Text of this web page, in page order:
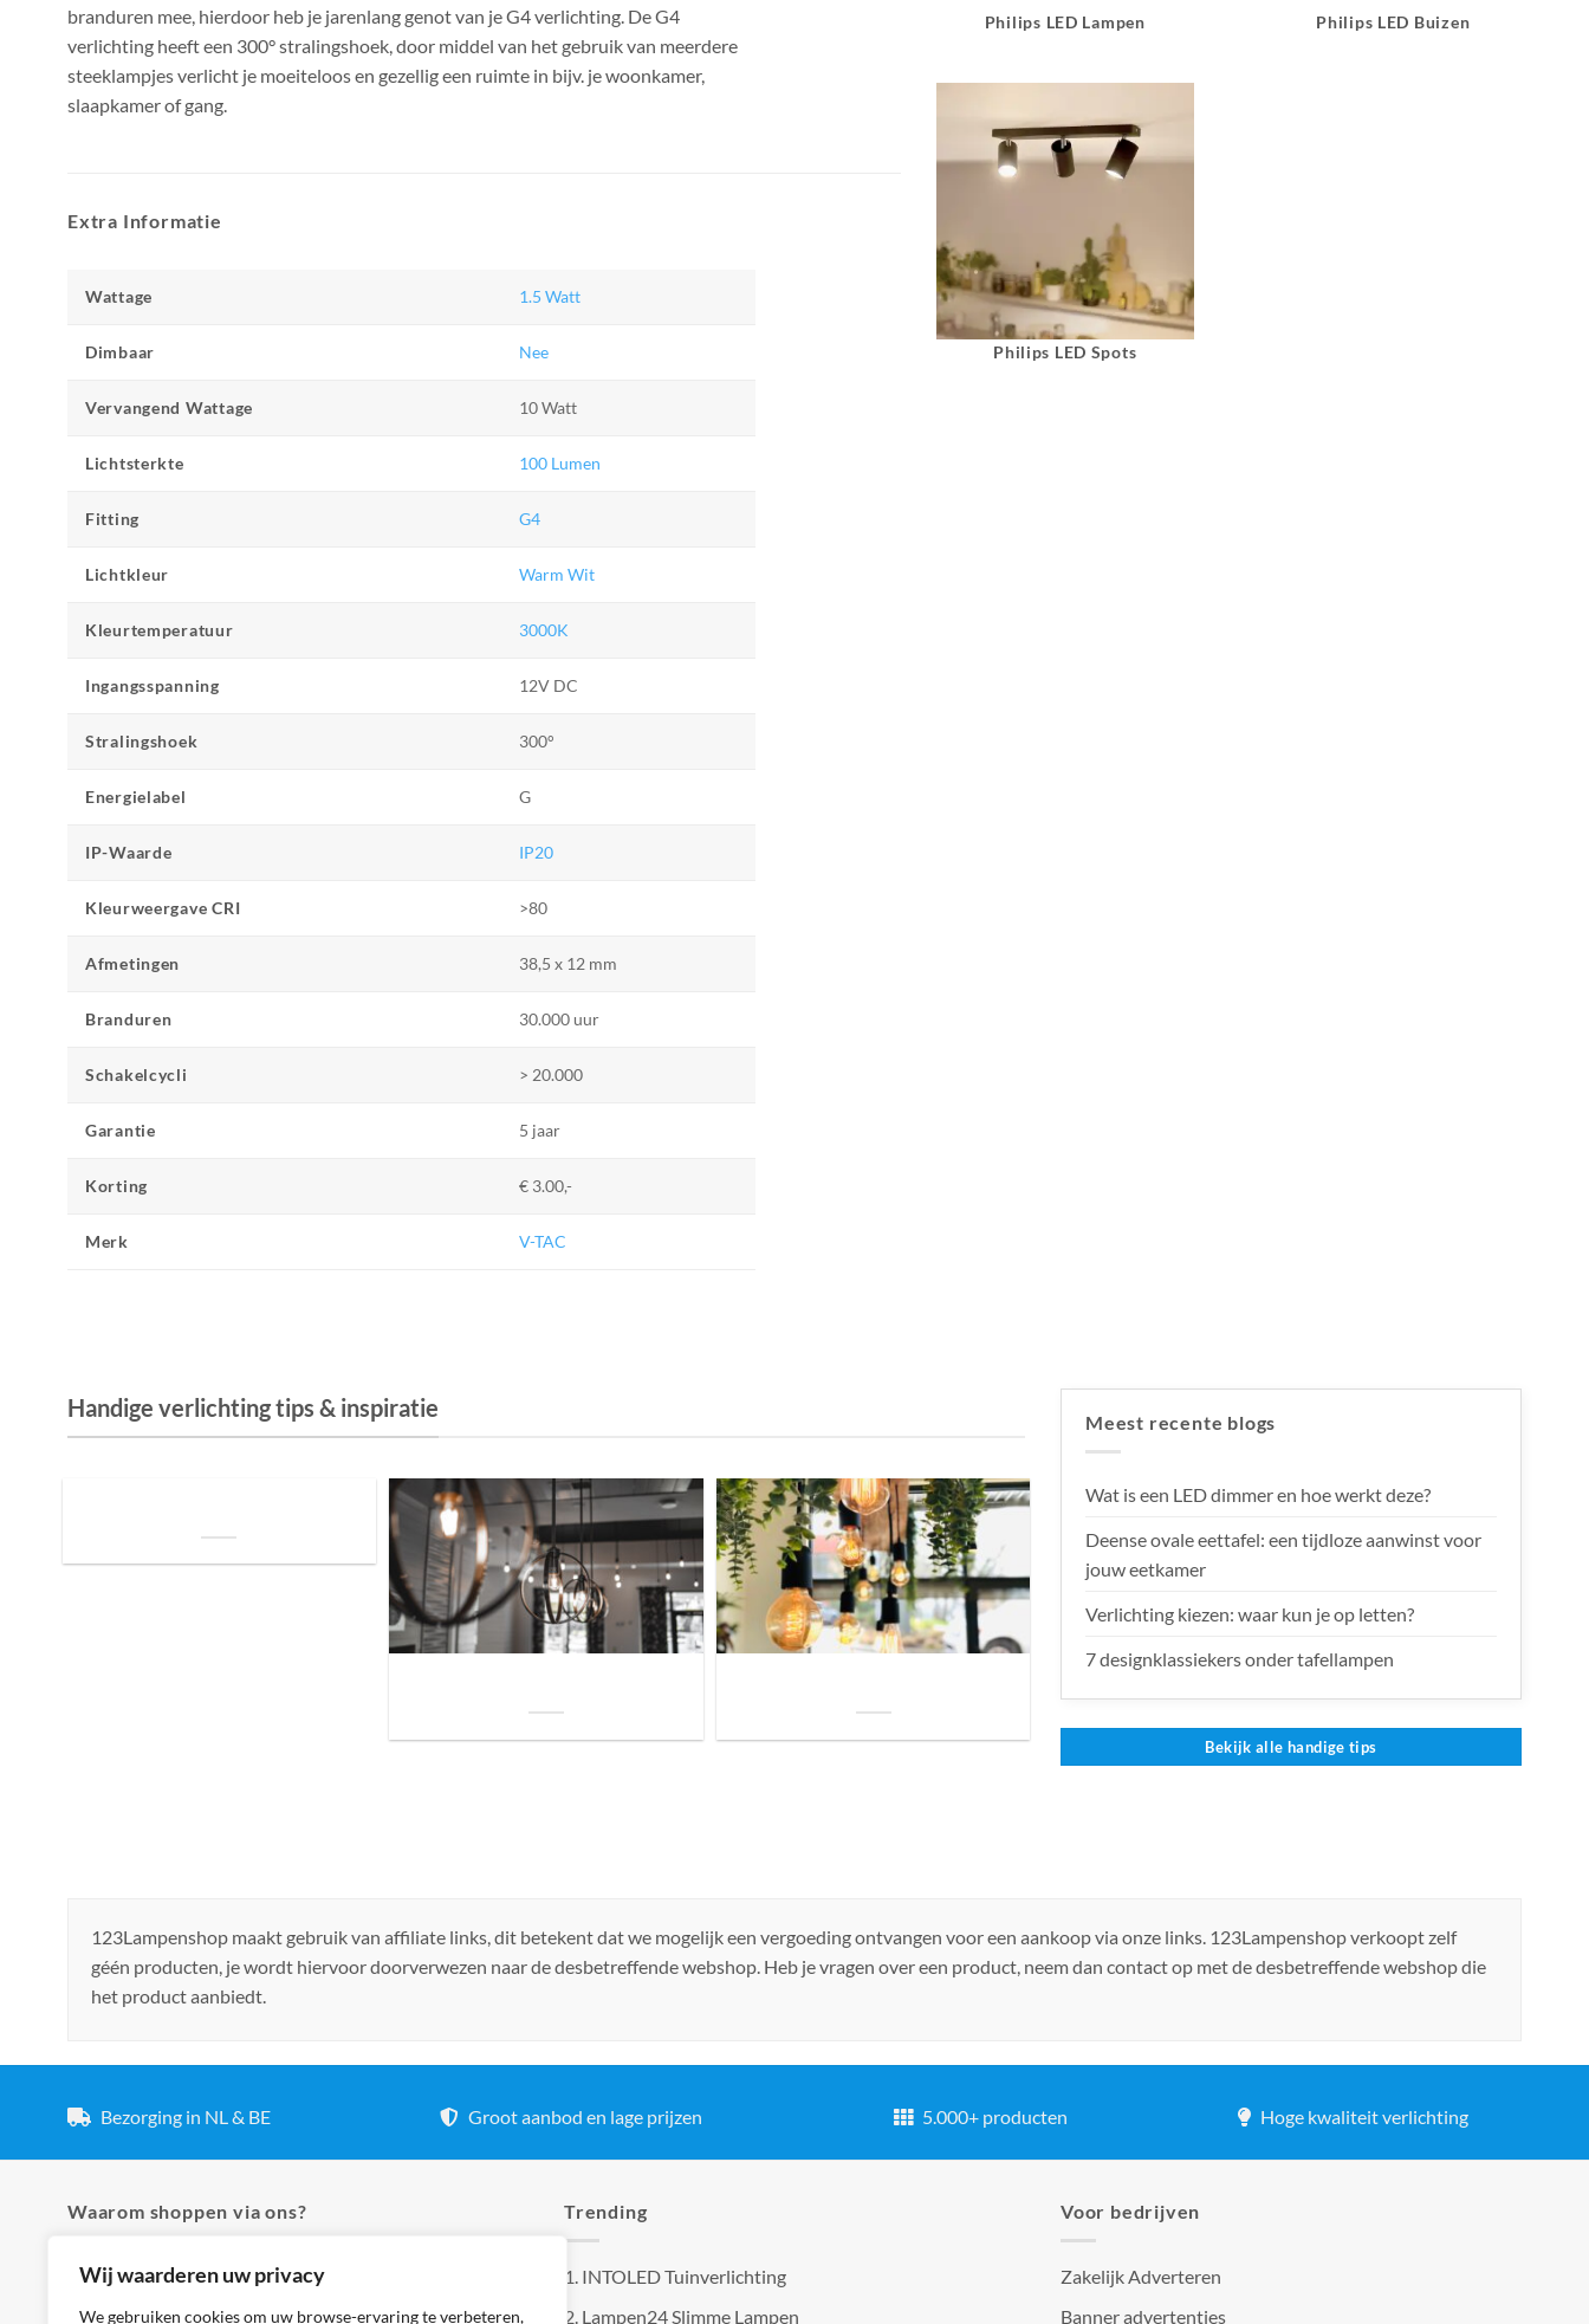
Wij waarderen uw privacy
We gebruiken cookies om uw browse-ervaring te verbeteren,
branduren mee, hierdoor heb je jarenlang genot van je G4 verlichting. De G4
verlichting heeft een 300° stralingshoek, door middel van het gebruik van meerdere
steeklampjes verlicht je moeiteloos en gezellig een ruimte in bijv. je woonkamer,
slaapkamer of gang.
Extra Informatie
Wattage 1.5 Watt
Dimbaar Nee
Vervangend Wattage 10 Watt
Lichtsterkte 100 Lumen
Fitting G4
Lichtkleur Warm Wit
Kleurtemperatuur 3000K
Ingangsspanning 12V DC
Stralingshoek 300°
Energielabel G
IP-Waarde IP20
Kleurweergave CRI >80
Afmetingen 38,5 x 12 mm
Branduren 30.000 uur
Schakelcycli > 20.000
Garantie 5 jaar
Korting € 3.00,-
Merk V-TAC
Philips LED Lampen Philips LED Buizen
Philips LED Spots
Handige verlichting tips & inspiratie
Meest recente blogs
Wat is een LED dimmer en hoe werkt deze?
Deense ovale eettafel: een tijdloze aanwinst voor
jouw eetkamer
Verlichting kiezen: waar kun je op letten?
7 designklassiekers onder tafellampen
Bekijk alle handige tips
123Lampenshop maakt gebruik van affiliate links, dit betekent dat we mogelijk een vergoeding ontvangen voor een aankoop via onze links. 123Lampenshop verkoopt zelf
géén producten, je wordt hiervoor doorverwezen naar de desbetreffende webshop. Heb je vragen over een product, neem dan contact op met de desbetreffende webshop die
het product aanbiedt.
Bezorging in NL & BE Groot aanbod en lage prijzen 5.000+ producten Hoge kwaliteit verlichting
Waarom shoppen via ons?
✓ Hoogste kwaliteit lampen
✓ Meer dan 5.000 producten
Trending
1. INTOLED Tuinverlichting
2. Lampen24 Slimme Lampen
Voor bedrijven
Zakelijk Adverteren
Banner advertenties